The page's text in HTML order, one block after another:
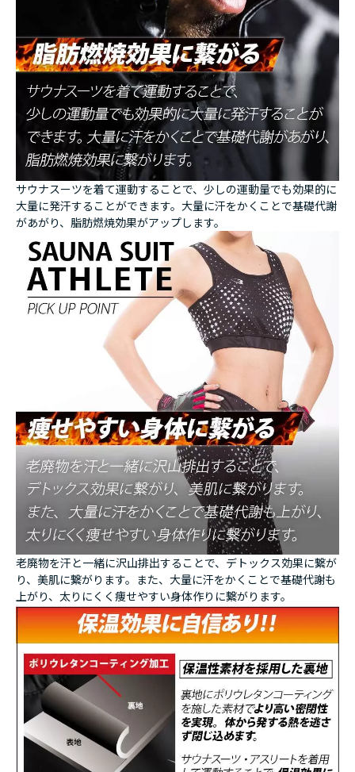
サウナスーツを着て運動することで、少しの運動量でも効果的に
大量に発汗することができます。大量に汗をかくことで基礎代謝
があがり、脂肪燃焼効果がアップします。
老廃物を汗と一緒に沢山排出することで、デトックス効果に繋が
り、美肌に繋がります。また、大量に汗をかくことで基礎代謝も
上がり、太りにくく痩せやすい身体作りに繋がります。